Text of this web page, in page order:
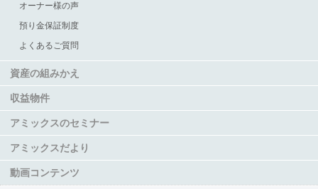
オーナー様の声
預り金保証制度
よくあるご質問
資産の組みかえ
収益物件
アミックスのセミナー
アミックスだより
動画コンテンツ